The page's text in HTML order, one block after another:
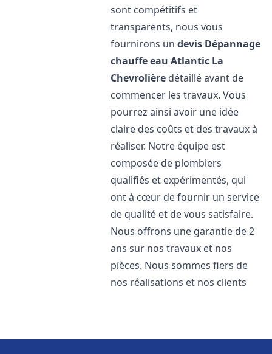
sont compétitifs et
transparents, nous vous
fournirons undevis Dépannage
chauffe eau Atlantic La
Chevrolière détaillé avant de
commencer les travaux. Vous
pourrez ainsi avoir une idée
claire des coûts et des travaux à
réaliser. Notre équipe est
composée de plombiers
qualifiés et expérimentés, qui
ont à cœur de fournir un service
de qualité et de vous satisfaire.
Nous offrons une garantie de 2
ans sur nos travaux et nos
pièces. Nous sommes fiers de
nos réalisations et nos clients